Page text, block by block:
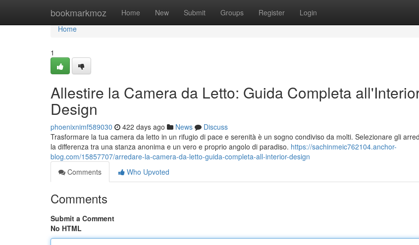
bookmarkmoz Home New Submit Groups Register Login
Home
Home
1
Allestire la Camera da Letto: Guida Completa
Design
phoenixnimf589030 422 days ago News
Discuss
Trasformare la tua camera da letto in un rifugio di pace e serenità è un sogno condiviso da molti. Selezionare gli
la differenza tra una stanza anonima e un vero e proprio angolo di paradiso. https://sachinmeic762104.anchor-
blog.com/15857707/arredare-la-camera-da-letto-guida-completa-all-interior-design
Comments
Who Upvoted
Comments
Submit a Comment
No HTML